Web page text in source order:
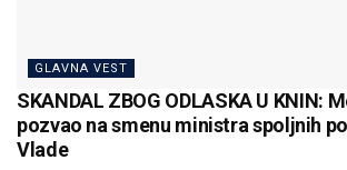
GLAVNA VEST
SKANDAL ZBOG ODLASKA U KNIN:
pozvao na smenu ministra spoljnih
Vlade